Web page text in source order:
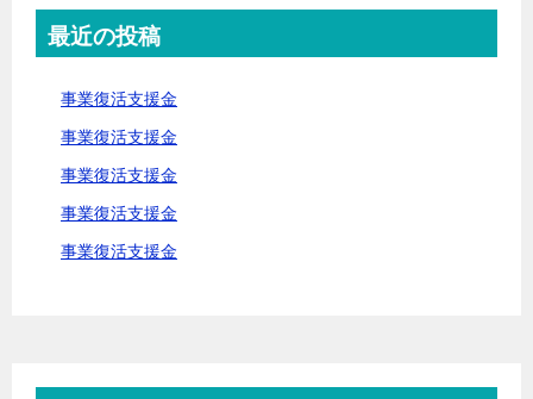
最近の投稿
事業復活支援金
事業復活支援金
事業復活支援金
事業復活支援金
事業復活支援金